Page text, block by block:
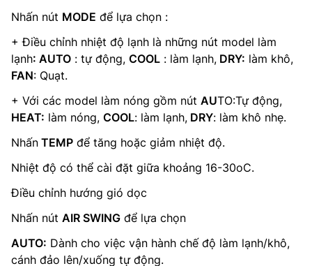
Nhấn nút MODE để lựa chọn :
+ Điều chỉnh nhiệt độ lạnh là những nút model làm
lạnh: AUTO : tự động, COOL : làm lạnh, DRY: làm khô,
FAN: Quạt.
+ Với các model làm nóng gồm nút AUTO:Tự động,
HEAT: làm nóng, COOL: làm lạnh, DRY: làm khô nhẹ.
Nhấn TEMP để tăng hoặc giảm nhiệt độ.
Nhiệt độ có thể cài đặt giữa khoảng 16-30oC.
Điều chỉnh hướng gió dọc
Nhấn nút AIR SWING để lựa chọn
AUTO: Dành cho việc vận hành chế độ làm lạnh/khô,
cánh đảo lên/xuống tự động.